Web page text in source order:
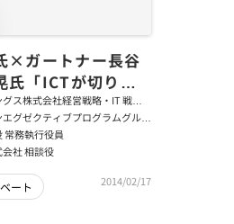
×ガートナー長谷
「ICTが切り開
ス株式会社経営戦略・IT 戦略
グゼクティブプログラムグルー
エグゼクティブパートナー/ 元
務執行役員 CIO
常務執行役員
社 相談役
ート 2014/02/17